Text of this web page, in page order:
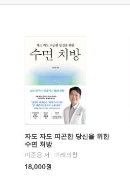
자도 자도 피곤한 당신을 위한
수면 처방
이준용 저
미래의창
18,000원